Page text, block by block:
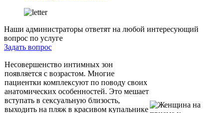
Наши администраторы ответят на любой интересующий
вопрос по услуге
Задать вопрос
Несовершенство интимных зон
появляется с возрастом. Многие
пациентки комплексуют по поводу своих
анатомических особенностей. Это мешает
вступать в сексуальную близость,
выходить на пляж в красивом купальнике